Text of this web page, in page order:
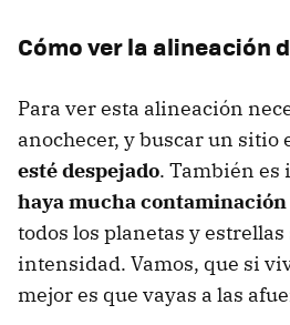
Cómo ver la alineación
Para ver esta alineación
anochecer, y buscar un sitio
esté despejado. También es
haya mucha
todos los planetas y estrellas
intensidad. Vamos, que si
mejor es que vayas a las